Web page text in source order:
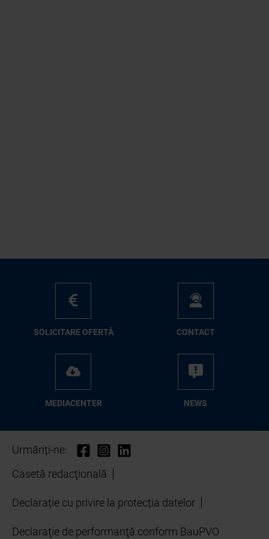
SO­LI­CI­TA­RE OFER­TĂ CON­TA­CT
ME­D­IA­CEN­TER NEWS
Urmăriți-ne:
Casetă redacţională
Declarație cu privire la protecția datelor
Declaraţie de performanţă conform BauPVO